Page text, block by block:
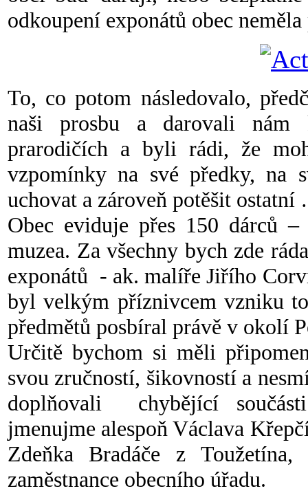
odkoupení exponátů obec
To, co potom následovalo,
naši prosbu a darovali nám
prarodičích a byli rádi, že
vzpomínky na své předky, na
uchovat a zároveň potěšit
Obec eviduje přes 150 dárců
muzea. Za všechny bych zde
exponátů - ak. malíře Jiřího
byl velkým příznivcem vzniku
předmětů posbíral právě v okolí
Určitě bychom si měli
svou zručností, šikovností a
doplňovali chybějící
jmenujme alespoň Václava
Zdeňka Bradáče z
zaměstnance obecního úřadu.